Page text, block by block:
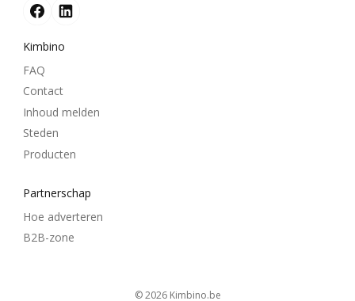
Kimbino
FAQ
Contact
Inhoud melden
Steden
Producten
Partnerschap
Hoe adverteren
B2B-zone
© 2026 kimbino.be